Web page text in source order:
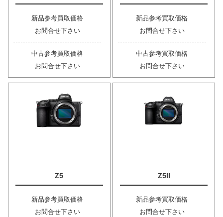
新品参考買取価格
お問合せ下さい
中古参考買取価格
お問合せ下さい
新品参考買取価格
お問合せ下さい
中古参考買取価格
お問合せ下さい
Z5
新品参考買取価格
お問合せ下さい
Z5II
新品参考買取価格
お問合せ下さい